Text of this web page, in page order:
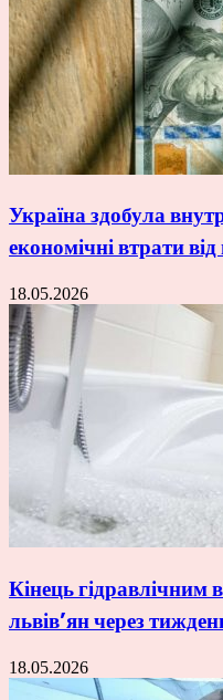
Україна здобула
економічні втрати
18.05.2026
Кінець гідравлічним
львів’ян через
18.05.2026